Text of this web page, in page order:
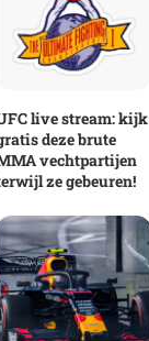
live stream: kijk
deze brute
vechtpartijen
ze gebeuren!